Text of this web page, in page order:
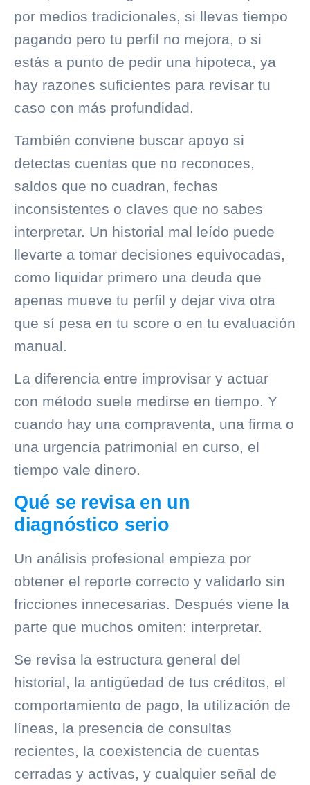
por medios tradicionales, si llevas tiempo
pagando pero tu perfil no mejora, o si
estás a punto de pedir una hipoteca, ya
hay razones suficientes para revisar tu
caso con más profundidad.
También conviene buscar apoyo si
detectas cuentas que no reconoces,
saldos que no cuadran, fechas
inconsistentes o claves que no sabes
interpretar. Un historial mal leído puede
llevarte a tomar decisiones equivocadas,
como liquidar primero una deuda que
apenas mueve tu perfil y dejar viva otra
que sí pesa en tu score o en tu evaluación
manual.
La diferencia entre improvisar y actuar
con método suele medirse en tiempo. Y
cuando hay una compraventa, una firma o
una urgencia patrimonial en curso, el
tiempo vale dinero.
Qué se revisa en un
diagnóstico serio
Un análisis profesional empieza por
obtener el reporte correcto y validarlo sin
fricciones innecesarias. Después viene la
parte que muchos omiten: interpretar.
Se revisa la estructura general del
historial, la antigüedad de tus créditos, el
comportamiento de pago, la utilización de
líneas, la presencia de consultas
recientes, la coexistencia de cuentas
cerradas y activas, y cualquier señal de